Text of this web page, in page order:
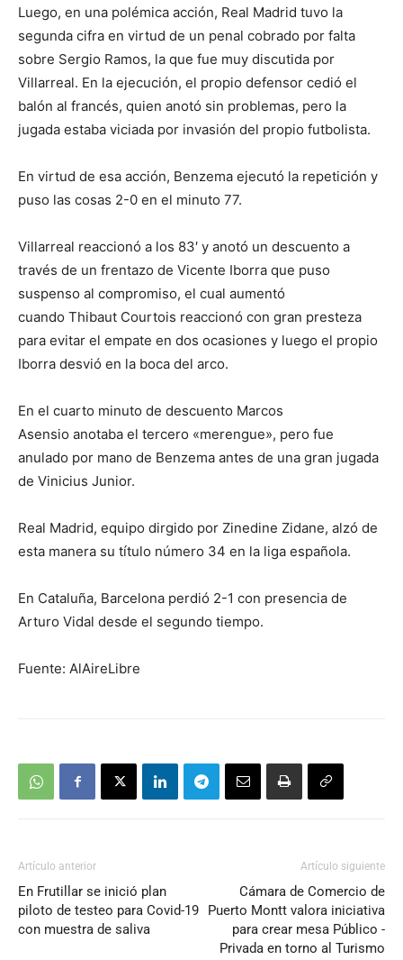
Luego, en una polémica acción, Real Madrid tuvo la
segunda cifra en virtud de un penal cobrado por falta
sobre Sergio Ramos, la que fue muy discutida por
Villarreal. En la ejecución, el propio defensor cedió el
balón al francés, quien anotó sin problemas, pero la
jugada estaba viciada por invasión del propio futbolista.
En virtud de esa acción, Benzema ejecutó la repetición y
puso las cosas 2-0 en el minuto 77.
Villarreal reaccionó a los 83′ y anotó un descuento a
través de un frentazo de Vicente Iborra que puso
suspenso al compromiso, el cual aumentó
cuando Thibaut Courtois reaccionó con gran presteza
para evitar el empate en dos ocasiones y luego el propio
Iborra desvió en la boca del arco.
En el cuarto minuto de descuento Marcos
Asensio anotaba el tercero «merengue», pero fue
anulado por mano de Benzema antes de una gran jugada
de Vinicius Junior.
Real Madrid, equipo dirgido por Zinedine Zidane, alzó de
esta manera su título número 34 en la liga española.
En Cataluña, Barcelona perdió 2-1 con presencia de
Arturo Vidal desde el segundo tiempo.
Fuente: AlAireLibre
Artículo anterior
En Frutillar se inició plan
piloto de testeo para Covid-19
con muestra de saliva
Artículo siguiente
Cámara de Comercio de
Puerto Montt valora iniciativa
para crear mesa Público -
Privada en torno al Turismo